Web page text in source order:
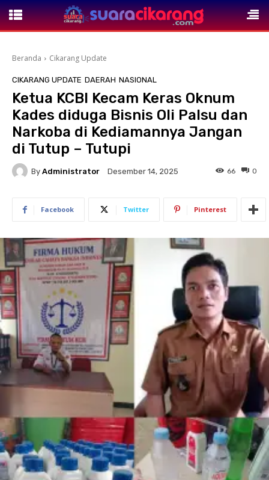
Beranda Cikarang Update
CIKARANG UPDATE DAERAH NASIONAL
Ketua KCBI Kecam Keras Oknum
Kades diduga Bisnis Oli Palsu dan
Narkoba di Kediamannya Jangan
di Tutup – Tutupi
By Administrator Desember 14, 2025 0
66
Facebook Twitter Pinterest